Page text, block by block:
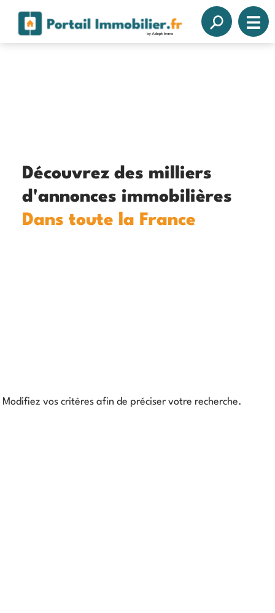
Découvrez des milliers
d'annonces immobilières
Dans toute la France
Modifiez vos critères afin de préciser votre recherche.